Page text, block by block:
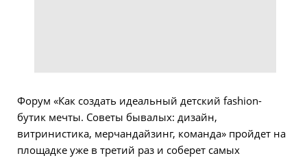
Форум «Как создать идеальный детский fashion-
бутик мечты. Советы бывалых: дизайн,
витринистика, мерчандайзинг, команда» пройдет на
площадке уже в третий раз и соберет самых